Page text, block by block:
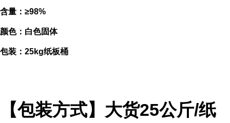
含量：≥98%
颜色：白色固体
包装：25kg纸板桶
【包装方式】大货25公斤/纸